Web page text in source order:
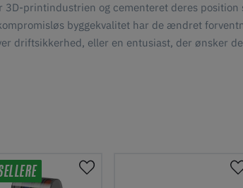
3D-printindustrien og cementeret deres
byggekvalitet har de ændret
driftsikkerhed, eller en entusiast, der ønsker